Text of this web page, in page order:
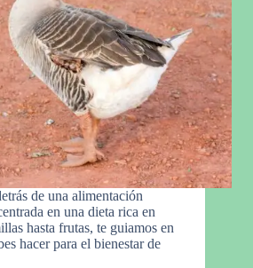
de una alimentación
en una dieta rica en
hasta frutas, te guiamos en
hacer para el bienestar de